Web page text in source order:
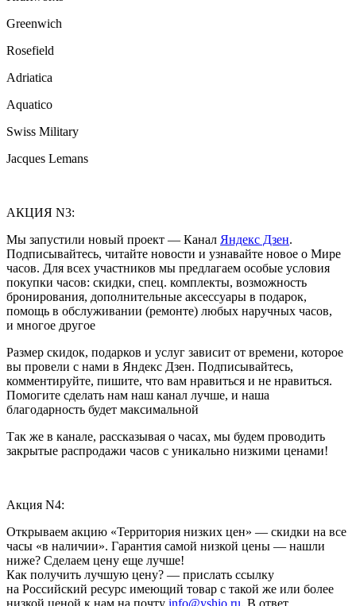
Greenwich
Rosefield
Adriatica
Aquatico
Swiss Military
Jacques Lemans
АКЦИЯ N3:
Мы запустили новый проект — Канал Яндекс Дзен.
Подписывайтесь, читайте новости и узнавайте новое о Мире
часов. Для всех участников мы предлагаем особые условия
покупки часов: скидки, спец. комплекты, возможность
бронирования, дополнительные аксессуары в подарок,
помощь в обслуживании (ремонте) любых наручных часов,
и многое другое
Размер скидок, подарков и услуг зависит от времени, которое
вы провели с нами в Яндекс Дзен. Подписывайтесь,
комментируйте, пишите, что вам нравиться и не нравиться.
Помогите сделать нам наш канал лучше, и наша
благодарность будет максимальной
Так же в канале, рассказывая о часах, мы будем проводить
закрытые распродажи часов с уникально низкими ценами!
Акция N4:
Открываем акцию «Территория низких цен» — скидки на все
часы «в наличии». Гарантия самой низкой цены — нашли
ниже? Сделаем цену еще лучше!
Как получить лучшую цену? — прислать ссылку
на Российский ресурс имеющий товар с такой же или более
низкой ценой к нам на почту info@yshio.ru. В ответ